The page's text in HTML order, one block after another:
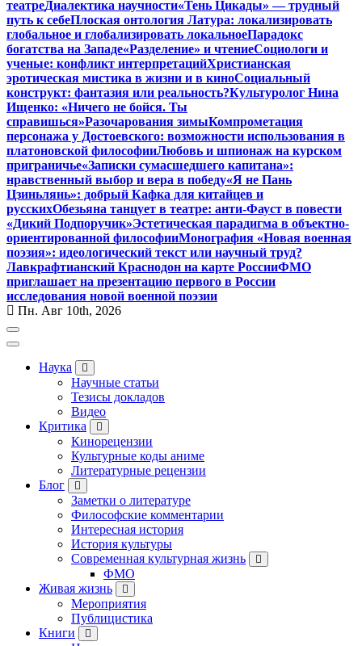
театреДиалектика научности«Тень Цикады» — трудный
путь к себеПлоская онтология Латура: локализировать
глобальное и глобализировать локальноеПарадокс
богатства на Западе«Разделение» и чтениеСоциологи и
ученые: конфликт интерпретацийХристианская
эротическая мистика в жизни и в киноСоциальный
конструкт: фантазия или реальность?Культуролог Нина
Ищенко: «Ничего не бойся. Ты
справишься»Разочарования зимыКомпрометация
персонажа у Достоевского: возможности использования в
платоновской философииЛюбовь и шпионаж на курском
приграничье«Записки сумасшедшего капитана»:
нравственный выбор и вера в победу«Я не Пань
Цзиньлянь»: добрый Кафка для китайцев и
русскихОбезьяна танцует в театре: анти-Фауст в повести
«Дикий Подпоручик»Эстетическая парадигма в объектно-
ориентированной философииМонография «Новая военная
поэзия»: идеологический текст или научный труд?
Лавкрафтианский Краснодон на карте РоссииФМО
приглашает на презентацию первого в России
исследования новой военной поэзии
Пн. Авг 10th, 2026
Наука
Научные статьи
Тезисы докладов
Видео
Критика
Кинорецензии
Культурные коды аниме
Литературные рецензии
Блог
Заметки о литературе
Философские комментарии
Интересная история
История культуры
Современная культурная жизнь
ФМО
Живая жизнь
Мероприятия
Публицистика
Книги